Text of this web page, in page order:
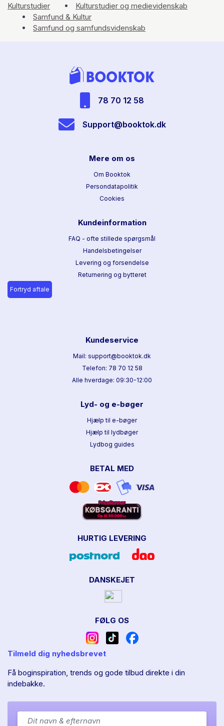
Kulturstudier
Kulturstudier og medievidenskab
Samfund & Kultur
Samfund og samfundsvidenskab
78 70 12 58
Support@booktok.dk
Mere om os
Om Booktok
Persondatapolitik
Cookies
Kundeinformation
FAQ - ofte stillede spørgsmål
Handelsbetingelser
Levering og forsendelse
Returnering og bytteret
Fortryd aftale
Kundeservice
Mail: support@booktok.dk
Telefon: 78 70 12 58
Alle hverdage: 09:30-12:00
Lyd- og e-bøger
Hjælp til e-bøger
Hjælp til lydbøger
Lydbog guides
BETAL MED
HURTIG LEVERING
DANSKEJET
FØLG OS
Tilmeld dig nyhedsbrevet
Få boginspiration, trends og gode tilbud direkte i din
indebakke.